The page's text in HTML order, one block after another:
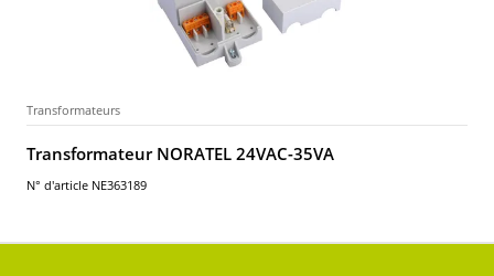
Transformateurs
Transformateur NORATEL 24VAC-35VA
N° d'article NE363189